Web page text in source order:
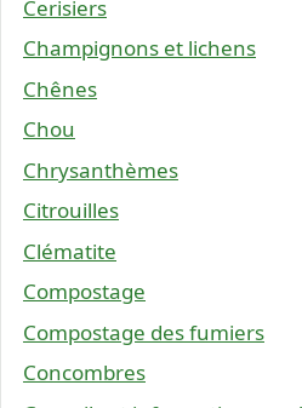
Cerisiers
Champignons et lichens
Chênes
Chou
Chrysanthèmes
Citrouilles
Clématite
Compostage
Compostage des fumiers
Concombres